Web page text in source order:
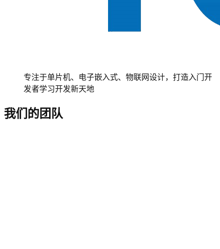
专注于单片机、电子嵌入式、物联网设计，打造入门开
发者学习开发新天地
我们的团队